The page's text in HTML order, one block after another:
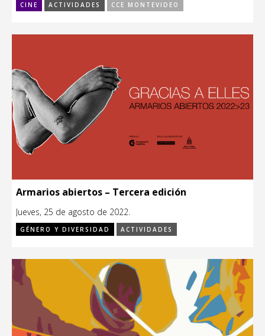
CINE ACTIVIDADES CCE MONTEVIDEO
Armarios abiertos – Tercera edición
Jueves, 25 de agosto de 2022.
GÉNERO Y DIVERSIDAD ACTIVIDADES